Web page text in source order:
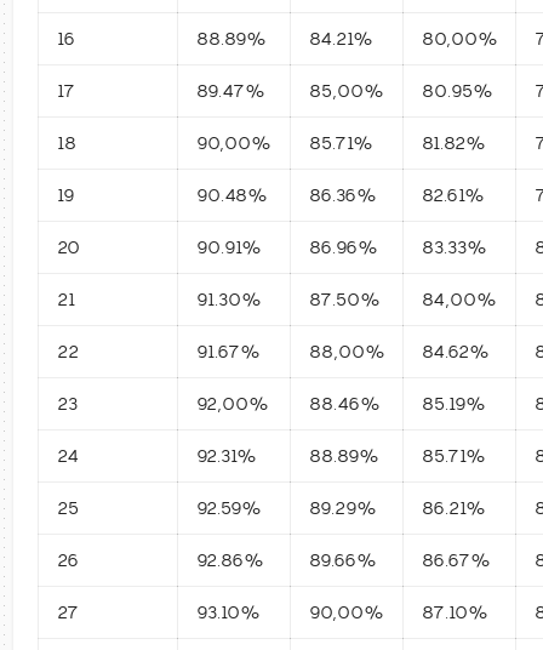
16 88.89% 84.21% 80,00%
17 89.47% 85,00% 80.95%
18 90,00% 85.71% 81.82%
19 90.48% 86.36% 82.61%
20 90.91% 86.96% 83.33%
21 91.30% 87.50% 84,00%
22 91.67% 88,00% 84.62%
23 92,00% 88.46% 85.19%
24 92.31% 88.89% 85.71%
25 92.59% 89.29% 86.21%
26 92.86% 89.66% 86.67%
27 93.10% 90,00% 87.10%